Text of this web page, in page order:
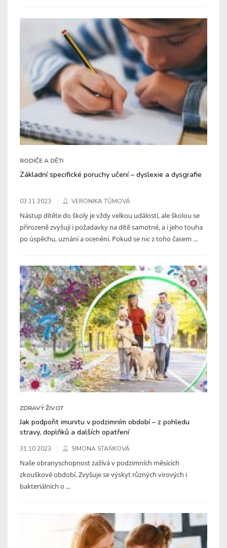
RODIČE A DĚTI
Základní specifické poruchy učení – dyslexie a dysgrafie
03.11.2023 VERONIKA TŮMOVÁ
Nástup dítěte do školy je vždy velkou událostí, ale školou se
přirozeně zvyšují i požadavky na dítě samotné, a i jeho touha
po úspěchu, uznání a ocenění. Pokud se nic z toho časem ...
ZDRAVÝ ŽIVOT
Jak podpořit imunitu v podzimním období – z pohledu
stravy, doplňků a dalších opatření
31.10.2023 SIMONA STAŇKOVÁ
Naše obranyschopnost zažívá v podzimních měsících
zkouškové období. Zvyšuje se výskyt různých virových i
bakteriálních o ...